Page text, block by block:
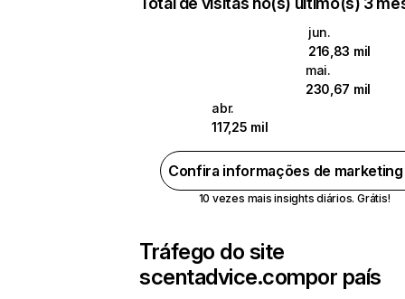
jun.
216,83 mil
mai.
230,67 mil
abr.
117,25 mil
Confira informações de
10 vezes mais insights diários. Grátis!
Tráfego do site
scentadvice.compor país